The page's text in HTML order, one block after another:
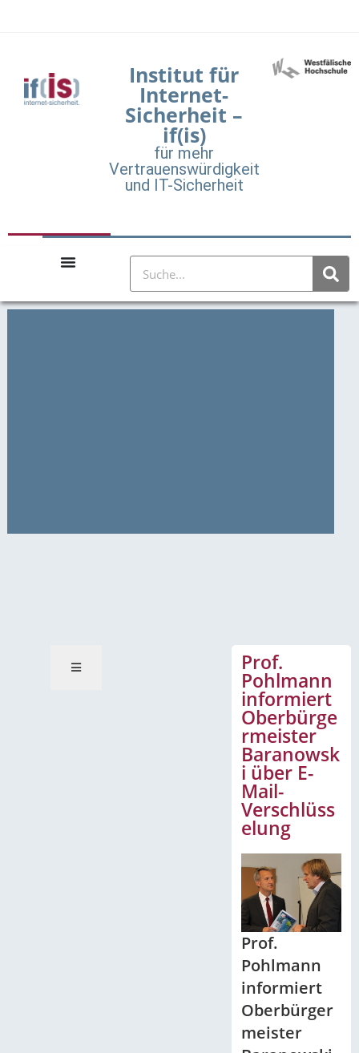
Institut für
Internet-
Sicherheit –
if(is)
für mehr
Vertrauenswürdigkeit
und IT-Sicherheit
Prof.
Pohlmann
informiert
Oberbürge
rmeister
Baranowsk
i über E-
Mail-
Verschlüss
elung
Prof.
Pohlmann
informiert
Oberbürger
meister